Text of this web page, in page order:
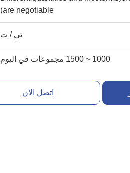
are negotiable)
تي / ت
1000 ~ 1500 مجموعات في اليوم
اتصل الآن